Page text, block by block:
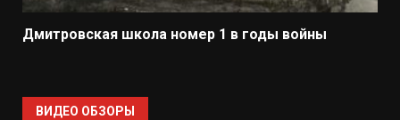
Дмитровская школа номер 1 в годы войны
ВИДЕО ОБЗОРЫ